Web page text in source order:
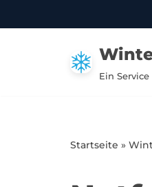
Ein
Startseite »